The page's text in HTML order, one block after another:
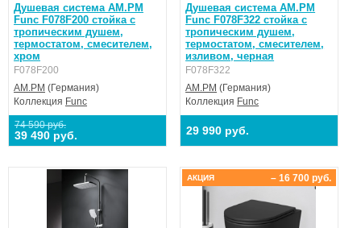
Душевая система AM.PM
Func F078F200 стойка с
тропическим душем,
термостатом, смесителем,
хром
F078F200
AM.PM (Германия)
Коллекция Func
74 590 руб.
39 490 руб.
Душевая система AM.PM
Func F078F322 стойка с
тропическим душем,
термостатом, смесителем,
изливом, черная
F078F322
AM.PM (Германия)
Коллекция Func
29 990 руб.
– 16 700 руб.
АКЦИЯ